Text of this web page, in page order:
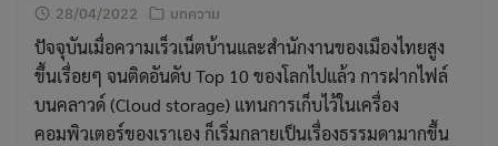
28/04/2022 บทความ
ปัจจุบันเมื่อความเร็วเน็ตบ้านและสำนักงานของเมืองไทยสูง
ขึ้นเรื่อยๆ จนติดอันดับ Top 10 ของโลกไปแล้ว การฝากไฟล์
บนคลาวด์ (Cloud storage) แทนการเก็บไว้ในเครื่อง
คอมพิวเตอร์ของเราเอง ก็เริ่มกลายเป็นเรื่องธรรมดามากขึ้น